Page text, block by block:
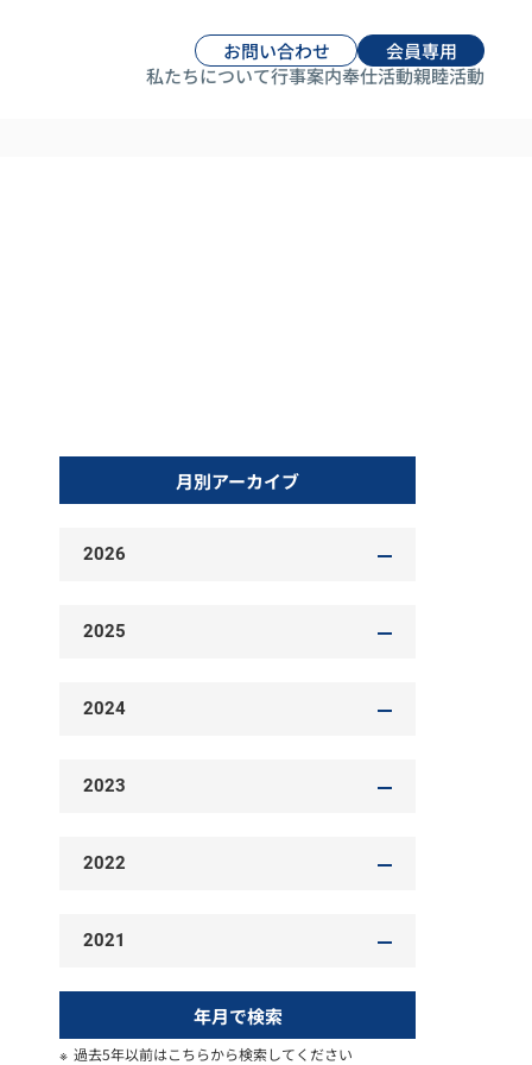
お問い合わせ
会員専用
私たちについて行事案内奉仕活動親睦活動
月別アーカイブ
2026
2025
2024
2023
2022
2021
年月で検索
過去5年以前はこちらから検索してください